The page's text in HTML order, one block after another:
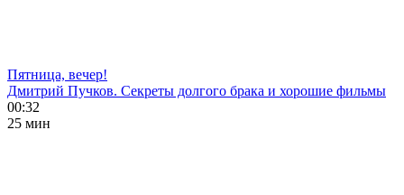
Пятница, вечер!
Дмитрий Пучков. Секреты долгого брака и хорошие фильмы
00:32
25 мин